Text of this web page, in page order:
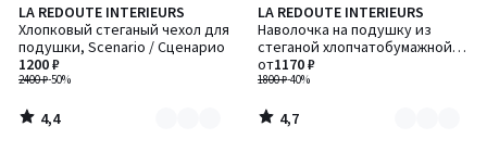
LA REDOUTE INTERIEURS
Хлопковый стеганый чехол для
подушки, Scenario / Сценарио
2400 ₽-50%
1200 ₽
4,4
/ 5
Количество
цветов:
2
4,4
/
LA REDOUTE INTERIEURS
Наволочка на подушку из
стеганой хлопчатобумажной
газовой ткани, Kumla / Кумла
1800 ₽-40%
от1170 ₽
4,7
/ 5
Количество
цветов:
5
4,7
/